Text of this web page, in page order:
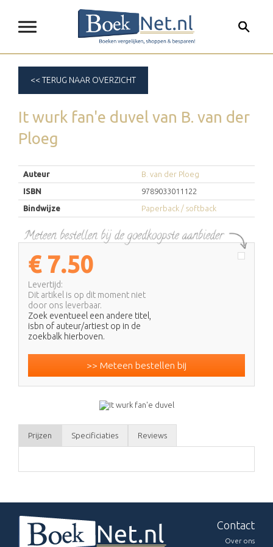
<< TERUG NAAR OVERZICHT
It wurk fan'e duvel van B. van der
Ploeg
Auteur
B. van der Ploeg
ISBN
9789033011122
Bindwijze
Paperback / softback
€ 7.50
Levertijd:
Dit artikel is op dit moment niet
door ons leverbaar.
Zoek eventueel een andere titel,
isbn of auteur/artiest op in de
zoekbalk hierboven.
>> Meteen bestellen bij
Prijzen Specificiaties Reviews
Contact
Over ons